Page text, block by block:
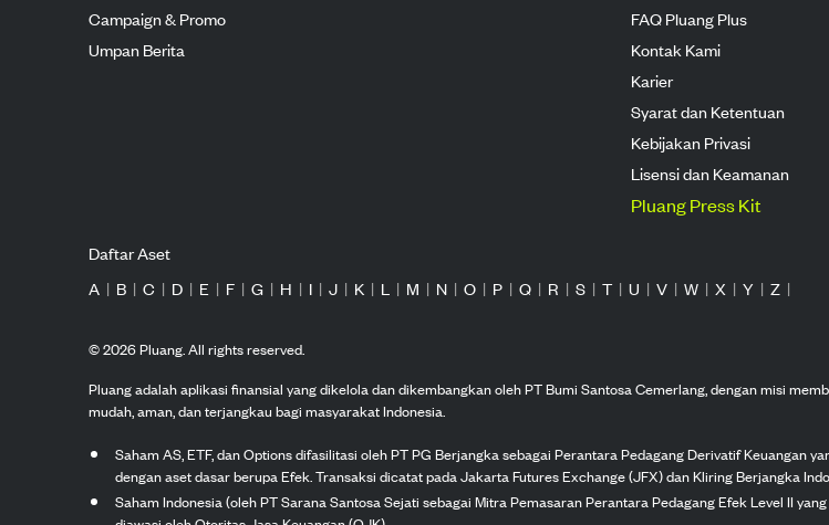
Campaign & Promo
Umpan Berita
FAQ Pluang Plus
Kontak Kami
Karier
Syarat dan Ketentuan
Kebijakan Privasi
Lisensi dan Keamanan
Pluang Press Kit
Daftar Aset
A | B | C | D | E | F | G | H | I | J | K | L | M | N | O | P | Q | R | S | T | U | V | W | X | Y | Z |
©2026Pluang. All rights reserved.
Pluang adalah aplikasi finansial yang dikelola dan dikembangkan oleh PT Bumi Santosa Cemerlang, dengan misi
mudah, aman, dan terjangkau bagi masyarakat Indonesia.
Saham AS, ETF, dan Options difasilitasi oleh PT PG Berjangka sebagai Perantara Pedagang Derivatif Keuangan
dengan aset dasar berupa Efek. Transaksi dicatat pada Jakarta Futures Exchange (JFX) dan Kliring Berjangka
Saham Indonesia (oleh PT Sarana Santosa Sejati sebagai Mitra Pemasaran Perantara Pedagang Efek Level II